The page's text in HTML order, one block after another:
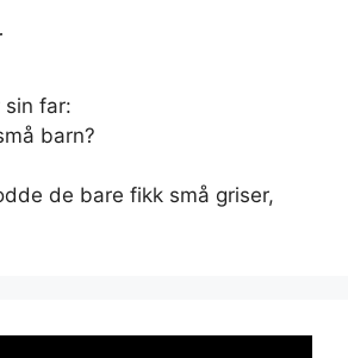
sin far:
barn?
de bare fikk små griser,